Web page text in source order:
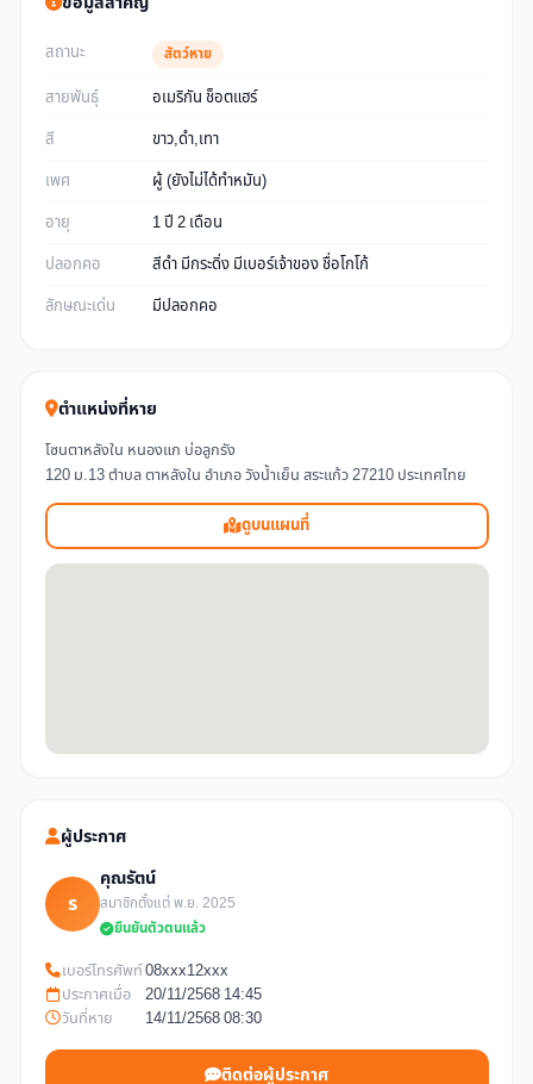
สถานะ สัตว์หาย
สายพันธุ์
อเมริกัน ช็อตแฮร์
สี
ขาว,ดำ,เทา
เพศ
ผู้ (ยังไม่ได้ทำหมัน)
อายุ
1 ปี 2 เดือน
ปลอกคอ
สีดำ มีกระดิ่ง มีเบอร์เจ้าของ ชื่อโกโก้
ลักษณะเด่น
มีปลอกคอ
ตำแหน่งที่หาย
โซนตาหลังใน หนองแก บ่อลูกรัง
120 ม.13 ตำบล ตาหลังใน อำเภอ วังน้ำเย็น สระแก้ว 27210 ประเทศไทย
ดูบนแผนที่
ผู้ประกาศ
ร
คุณรัตน์
สมาชิกตั้งแต่ พ.ย. 2025
ยืนยันตัวตนแล้ว
เบอร์โทรศัพท์08xxx12xxx
ประกาศเมื่อ
20/11/2568 14:45
วันที่หาย
14/11/2568 08:30
ติดต่อผู้ประกาศ